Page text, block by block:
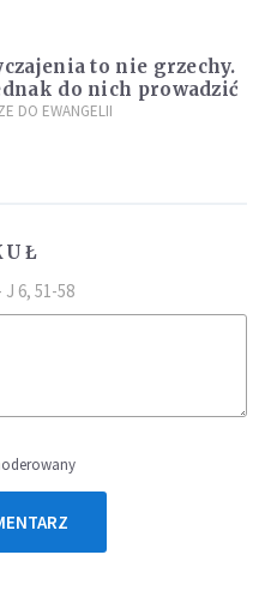
to nie grzechy.
do nich prowadzić
DO EWANGELII
6, 51-58